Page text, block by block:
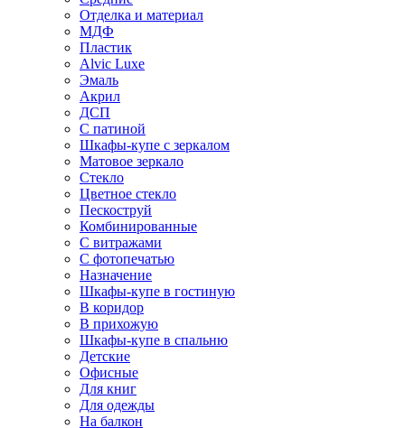
Отделка и материал
МДФ
Пластик
Alvic Luxe
Эмаль
Акрил
ДСП
С патиной
Шкафы-купе с зеркалом
Матовое зеркало
Стекло
Цветное стекло
Пескоструй
Комбинированные
С витражами
С фотопечатью
Назначение
Шкафы-купе в гостиную
В коридор
В прихожую
Шкафы-купе в спальню
Детские
Офисные
Для книг
Для одежды
На балкон